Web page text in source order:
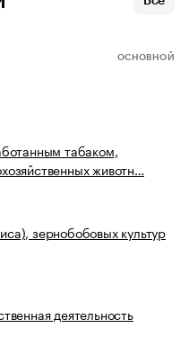
ОСНОВНОЙ
табаком,
животн…
зернобобовых культур
деятельность